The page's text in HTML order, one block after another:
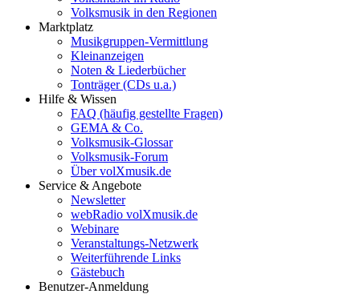
Volksmusik in den Regionen
Marktplatz
Musikgruppen-Vermittlung
Kleinanzeigen
Noten & Liederbücher
Tonträger (CDs u.a.)
Hilfe & Wissen
FAQ (häufig gestellte Fragen)
GEMA & Co.
Volksmusik-Glossar
Volksmusik-Forum
Über volXmusik.de
Service & Angebote
Newsletter
webRadio volXmusik.de
Webinare
Veranstaltungs-Netzwerk
Weiterführende Links
Gästebuch
Benutzer-Anmeldung